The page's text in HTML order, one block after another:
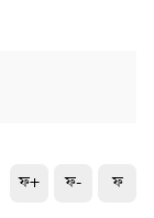
ফ+ ফ- ফ